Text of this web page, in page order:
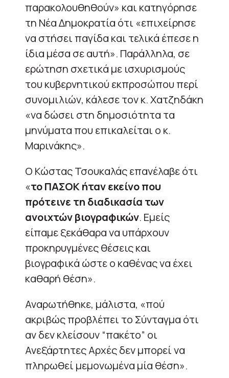
παρακολουθηθούν» και κατηγόρησε
τη Νέα Δημοκρατία ότι «επιχείρησε
να στήσει παγίδα και τελικά έπεσε η
ίδια μέσα σε αυτή». Παράλληλα, σε
ερώτηση σχετικά με ισχυρισμούς
του κυβερνητικού εκπροσώπου περί
συνομιλιών, κάλεσε τον κ. Χατζηδάκη
«να δώσει στη δημοσιότητα τα
μηνύματα που επικαλείται ο κ.
Μαρινάκης».
Ο Κώστας Τσουκαλάς επανέλαβε ότι
«το ΠΑΣΟΚ ήταν εκείνο που
πρότεινε τη διαδικασία των
ανοιχτών βιογραφικών. Εμείς
είπαμε ξεκάθαρα να υπάρχουν
προκηρυγμένες θέσεις και
βιογραφικά ώστε ο καθένας να έχει
καθαρή θέση».
Αναρωτήθηκε, μάλιστα, «πού
ακριβώς προβλέπει το Σύνταγμα ότι
αν δεν κλείσουν “πακέτο” οι
Ανεξάρτητες Αρχές δεν μπορεί να
πληρωθεί μεμονωμένα μία θέση».